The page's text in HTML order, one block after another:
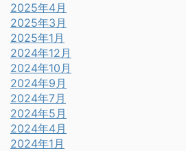
2025年4月
2025年3月
2025年1月
2024年12月
2024年10月
2024年9月
2024年7月
2024年5月
2024年4月
2024年1月